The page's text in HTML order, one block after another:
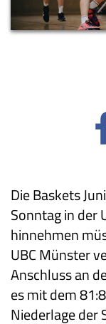
Die Baskets
Sonntag in der
hinnehmen
UBC Münster
Anschluss an
es mit dem
Niederlage der